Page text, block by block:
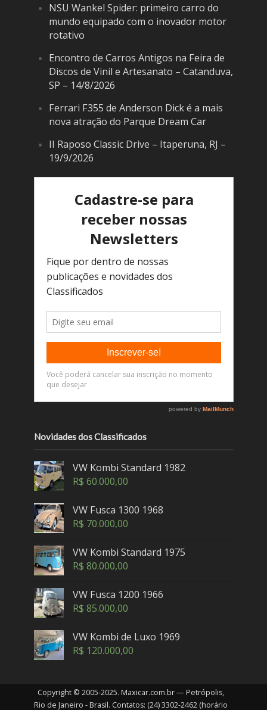
NSU Wankel Spider: primeiro carro do
mundo equipado com o inovador motor
rotativo
Encontro de Carros Antigos na Feira de
Discos de Vinil e Artesanato – Catanduva,
SP – 14/8/2026
Ferrari F355 de Anderson Dick é a mais
nova atração do Parque Dream Car
II Raposo Classic Drive – Itaperuna, RJ –
19/9/2026
Novidades dos Classificados
VW Kombi Standard 1982
R$ 60.000,00
VW Fusca 1300 1968
R$ 70.000,00
VW Kombi Standard 1975
R$ 80.000,00
VW Fusca 1200 1966
R$ 85.000,00
VW Kombi de Luxo 1969
R$ 120.000,00
Copyright © 2005-2025. Maxicar.com.br — Petrópolis,
Rio de Janeiro - Brasil. Contatos: (24) 3302-2462 (horário